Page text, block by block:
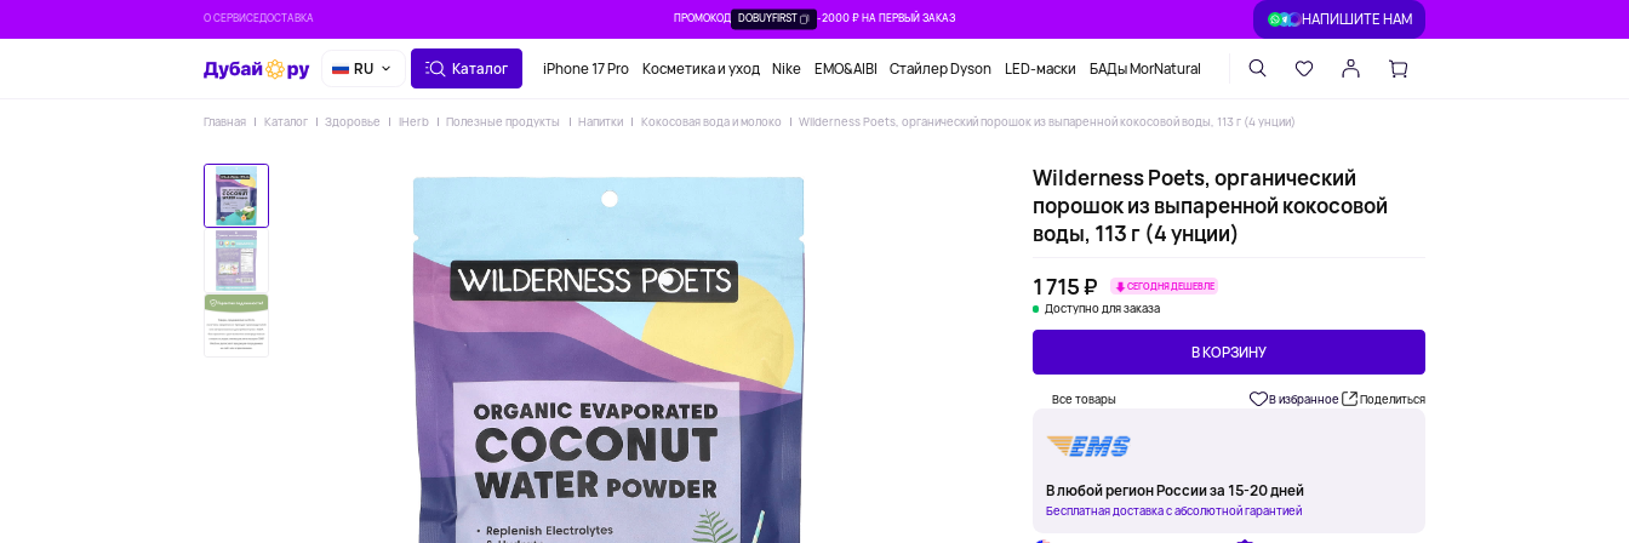
О СЕРВИСЕДОСТАВКА ПРОМОКОД DOBUYFIRST -2000 ₽ НА ПЕРВЫЙ ЗАКАЗ НАПИШИТЕ НАМ
RU Каталог iPhone 17 Pro Косметика и уход Nike EMO&AIBI Стайлер Dyson LED-маски БАДы MorNatural
Главная Каталог Здоровье IHerb Полезные продукты Напитки Кокосовая вода и молоко Wilderness Poets, органический порошок из выпаренной кокосовой воды, 113 г (4 унции)
Wilderness Poets, органический
порошок из выпаренной кокосовой
воды, 113 г (4 унции)
1 715 ₽
СЕГОДНЯ ДЕШЕВЛЕ
Доступно для заказа
В КОРЗИНУ
Все товары В избранное Поделиться
В любой регион России за 15-20 дней
Бесплатная доставка с абсолютной гарантией